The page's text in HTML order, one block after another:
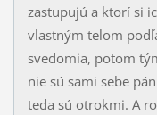
zastupujú a ktorí si
vlastným telom
svedomia, potom
nie sú sami sebe
teda sú otrokmi. A